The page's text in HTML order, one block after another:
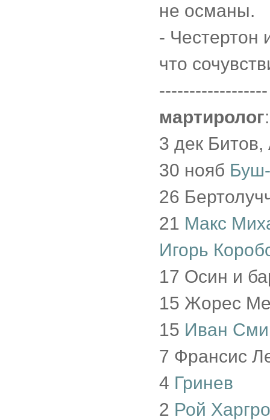
не османы.
- Честертон
что
------------------
мартиролог:
3 дек
30 нояб
26
21 Макс
Игорь
17 Осин и
15 Жорес
15 Иван
7 Франсис
4 Гринев
2 Рой